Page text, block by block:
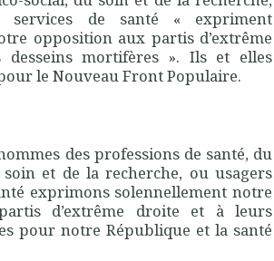
services de santé « expriment
opposition aux partis d’extrême
mortifères ». Ils et elles
le Nouveau Front Populaire.
des professions de santé, du
et de la recherche, ou usagers
exprimons solennellement notre
d’extrême droite et à leurs
pour notre République et la santé